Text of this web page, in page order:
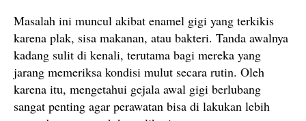
Masalah ini muncul akibat enamel gigi yang terkikis
karena plak, sisa makanan, atau bakteri. Tanda awalnya
kadang sulit di kenali, terutama bagi mereka yang
jarang memeriksa kondisi mulut secara rutin. Oleh
karena itu, mengetahui gejala awal gigi berlubang
sangat penting agar perawatan bisa di lakukan lebih